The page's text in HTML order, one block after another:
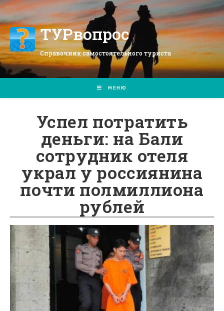
Перейти
к
содержимомуТУРвопрос
Справочник самостоятельного туриста
МЕНЮ
Успел потратить
деньги: на Бали
сотрудник отеля
украл у россиянина
почти полмиллиона
рублей